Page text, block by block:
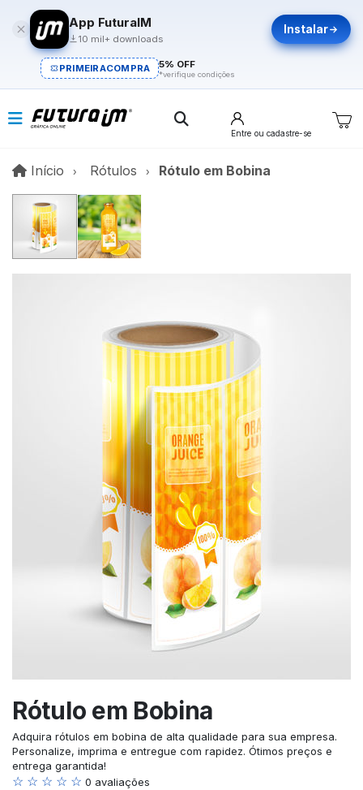
App FuturaIM
10 mil+ downloads
Instalar
PRIMEIRACOMPRA 5% OFF
*verifique condições
Entre ou cadastre-se
Início InícioRótulos Rótulo em Bobina
Rótulo em Bobina
Adquira rótulos em bobina de alta qualidade para sua empresa.
Personalize, imprima e entregue com rapidez. Ótimos preços e
entrega garantida!
☆ ☆ ☆ ☆ ☆ 0 avaliações